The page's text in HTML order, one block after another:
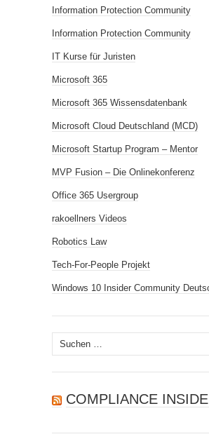
Information Protection Community
Information Protection Community
IT Kurse für Juristen
Microsoft 365
Microsoft 365 Wissensdatenbank
Microsoft Cloud Deutschland (MCD)
Microsoft Startup Program – Mentor
MVP Fusion – Die Onlinekonferenz
Office 365 Usergroup
rakoellners Videos
Robotics Law
Tech-For-People Projekt
Windows 10 Insider Community
Suchen
nach:
COMPLIANCE